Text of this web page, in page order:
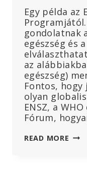
Egy példa az
gondolatnak
egészség és
az
egészség)
Fontos, hogy
olyan
ENSZ, a
Fórum,
READ MORE A